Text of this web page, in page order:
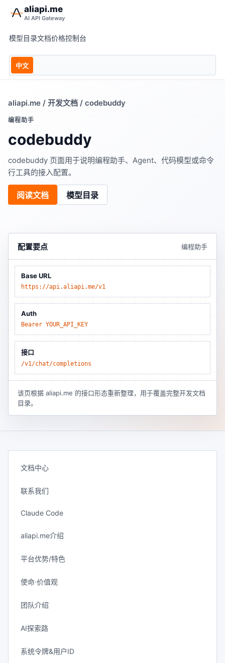
aliapi.me
AI API Gateway
模型目录文档价格控制台
中文
aliapi.me / 开发文档 / codebuddy
编程助手
codebuddy
codebuddy 页面用于说明编程助手、Agent、代码模型或命令
行工具的接入配置。
阅读文档 模型目录
配置要点 编程助手
Base URL
https://api.aliapi.me/v1
Auth
Bearer YOUR_API_KEY
接口
/v1/chat/completions
该页根据 aliapi.me 的接口形态重新整理，用于覆盖完整开发文档
目录。
文档中心
联系我们
Claude Code
aliapi.me介绍
平台优势/特色
使命·价值观
团队介绍
AI探索路
系统令牌&用户ID